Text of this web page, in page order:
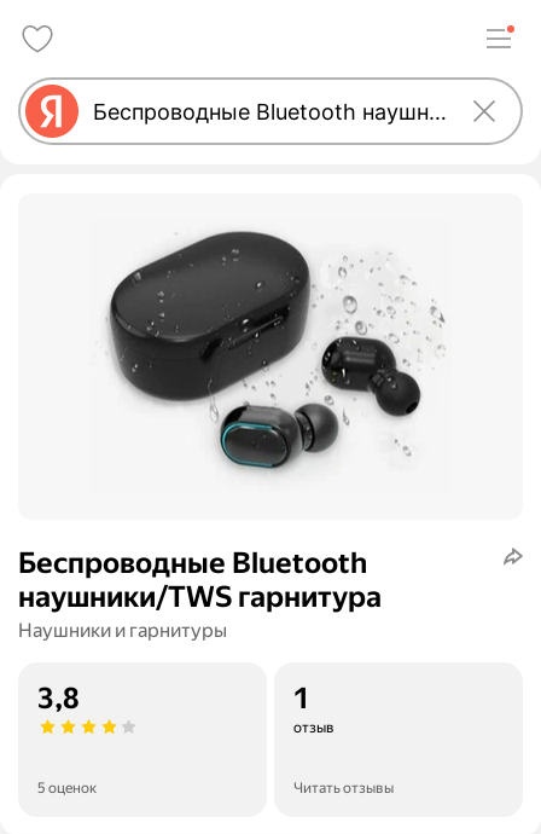
Беспроводные Bluetooth
наушники/TWS гарнитура
Наушники и гарнитуры
3,8
5 оценок
1
отзыв
Читать отзывы